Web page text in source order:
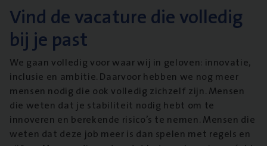
Vind de vacature die volledig
bij je past
We gaan volledig voor waar wij in geloven: innovatie,
inclusie en ambitie. Daarvoor hebben we nog meer
mensen nodig die ook volledig zichzelf zijn. Mensen
die weten dat je stabiliteit nodig hebt om te
innoveren en berekende risico’s te nemen. Mensen die
weten dat deze job meer is dan spelen met regels en